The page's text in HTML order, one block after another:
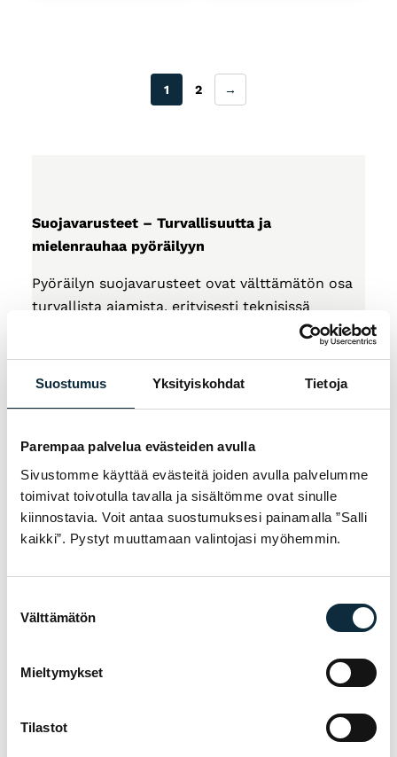
Suostumus Yksityiskohdat Tietoja
Parempaa palvelua evästeiden avulla
Sivustomme käyttää evästeitä joiden avulla palvelumme
toimivat toivotulla tavalla ja sisältömme ovat sinulle
kiinnostavia. Voit antaa suostumuksesi painamalla ”Salli
kaikki”. Pystyt muuttamaan valintojasi myöhemmin.
valinta
Välttämätön
Mieltymykset
Tilastot
1 2 →
Suojavarusteet – Turvallisuutta ja
mielenrauhaa pyöräilyyn
Pyöräilyn suojavarusteet ovat välttämätön osa
turvallista ajamista, erityisesti teknisissä
maastoissa, kovavauhtisessa ajossa ja kilpa-
vammojen riski kaatumisten ja törmäysten
Olipa kyseessä maastopyöräily, alamäkiajo,
gravel-ajo tai kaupunkipyöräily, suojavarusteet
suojaavat kehon kriittisiä osia ja antavat
pyöräilijälle luottamusta keskittyä ajamiseen.
Miksi suojavarusteet ovat tärkeitä?
Pyöräilyssä kaatumiset ja törmäykset voivat
tapahtua äkillisesti ja aiheuttaa vakavia
vähentävät merkittävästi vammojen riskiä ja
Ne tarjoavat suojaa päälle, raajoille ja selälle, ja